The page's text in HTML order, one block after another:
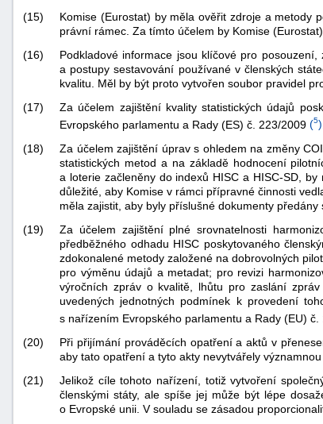
(15)
Komise (Eurostat) by měla ověřit zdroje a metody
právní rámec. Za tímto účelem by Komise
(16)
Podkladové informace jsou klíčové pro
a postupy sestavování používané v členských
kvalitu. Měl by být proto vytvořen soubor pravidel
(17)
Za účelem zajištění kvality statistických údajů
Evropského parlamentu a Rady (ES) č. 223/2009 (5)
(18)
Za účelem zajištění úprav s ohledem na změny
statistických metod a na základě hodnocení
a loterie začleněny do indexů HISC a HISC-SD,
důležité, aby Komise v rámci přípravné činnosti
měla zajistit, aby byly příslušné dokumenty
(19)
Za účelem zajištění plné srovnatelnosti
předběžného odhadu HISC poskytovaného
zdokonalené metody založené na dobrovolných
pro výměnu údajů a metadat; pro revizi
výročních zpráv o kvalitě, lhůtu pro zaslání
uvedených jednotných podmínek k provedení
s nařízením Evropského parlamentu a Rady (EU) č.
(20)
Při přijímání prováděcích opatření a aktů v
aby tato opatření a tyto akty nevytvářely
(21)
Jelikož cíle tohoto nařízení, totiž vytvoření
členskými státy, ale spíše jej může být lépe
o Evropské unii. V souladu se zásadou